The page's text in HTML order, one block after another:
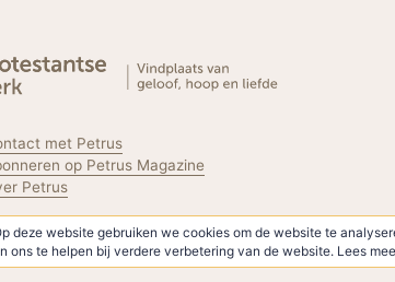
deze website gebruiken we cookies om de website te
ons te helpen bij verdere verbetering van de website. Lees
met Petrus
op Petrus Magazine
Petrus
de Protestantse Kerk